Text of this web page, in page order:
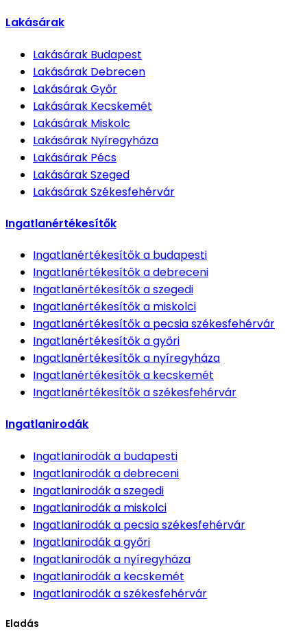
Lakásárak
Lakásárak Budapest
Lakásárak Debrecen
LakásárakGyőr
Lakásárak Kecskemét
Lakásárak Miskolc
Lakásárak Nyíregyháza
Lakásárak Pécs
LakásárakSzeged
LakásárakSzékesfehérvár
Ingatlanértékesítők
Ingatlanértékesítőka budapesti
Ingatlanértékesítőka debreceni
Ingatlanértékesítőka szegedi
Ingatlanértékesítőka miskolci
Ingatlanértékesítőka pecsia székesfehérvár
Ingatlanértékesítőka győri
Ingatlanértékesítőka nyíregyháza
Ingatlanértékesítőka kecskemét
Ingatlanértékesítőka székesfehérvár
Ingatlanirodák
Ingatlanirodáka budapesti
Ingatlanirodáka debreceni
Ingatlanirodáka szegedi
Ingatlanirodáka miskolci
Ingatlanirodáka pecsia székesfehérvár
Ingatlanirodáka győri
Ingatlanirodáka nyíregyháza
Ingatlanirodáka kecskemét
Ingatlanirodáka székesfehérvár
Eladás